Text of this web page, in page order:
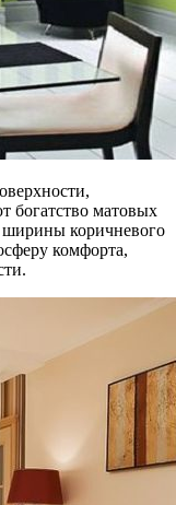
богатство матовых
коричневого
комфорта,